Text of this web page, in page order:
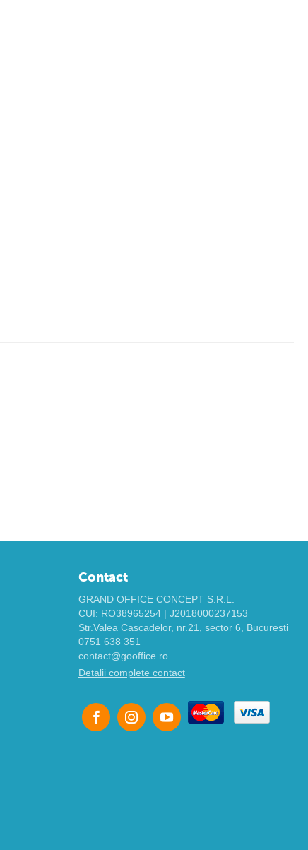
Contact
GRAND OFFICE CONCEPT S.R.L.
CUI: RO38965254 | J2018000237153
Str.Valea Cascadelor, nr.21, sector 6, Bucuresti
0751 638 351
contact@gooffice.ro
Detalii complete contact